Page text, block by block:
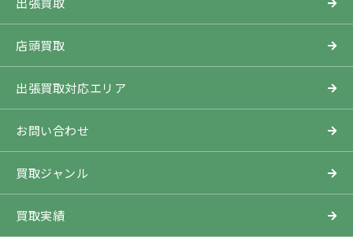
店頭買取
出張買取対応エリア
お問い合わせ
買取ジャンル
買取実績